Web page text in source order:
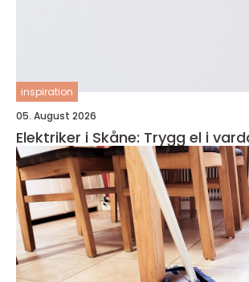
inspiration
05. August 2026
Elektriker i Skåne: Trygg el i